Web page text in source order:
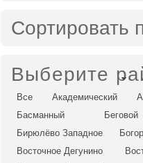
Сортировать
Выберите
Все Академический
Басманный
Беговой
Бирюлёво Западное
Восточное Дегунино